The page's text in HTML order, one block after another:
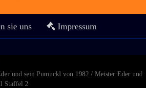
sie uns Impressum
und sein Pumuckl von 1982 / Meister Eder und
Staffel 2